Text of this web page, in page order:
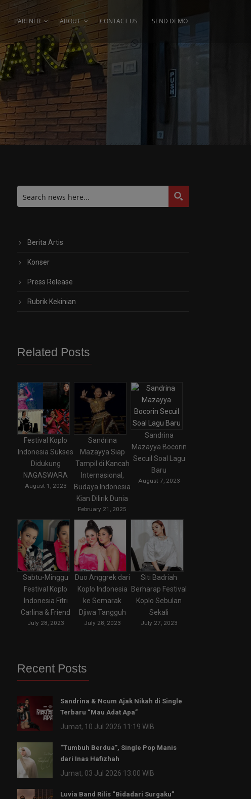
PARTNER ABOUT CONTACT US SEND DEMO
Berita Artis
Konser
Press Release
Rubrik Kekinian
Related Posts
Festival Koplo
Indonesia Sukses
Didukung
NAGASWARA
August 1, 2023
Sandrina
Mazayya Siap
Tampil di Kancah
Internasional,
Budaya Indonesia
Kian Dilirik Dunia
February 21, 2025
Sandrina
Mazayya Bocorin
Secuil Soal Lagu
Baru
August 7, 2023
Sabtu-Minggu
Festival Koplo
Indonesia Fitri
Carlina & Friend
July 28, 2023
Duo Anggrek dari
Koplo Indonesia
ke Semarak
Djiwa Tangguh
July 28, 2023
Siti Badriah
Berharap Festival
Koplo Sebulan
Sekali
July 27, 2023
Recent Posts
Sandrina & Ncum Ajak Nikah di Single
Terbaru “Mau Adat Apa”
Jumat, 10 Jul 2026 11:19 WIB
“Tumbuh Berdua”, Single Pop Manis
dari Inas Hafizhah
Jumat, 03 Jul 2026 13:00 WIB
Luvia Band Rilis “Bidadari Surgaku”